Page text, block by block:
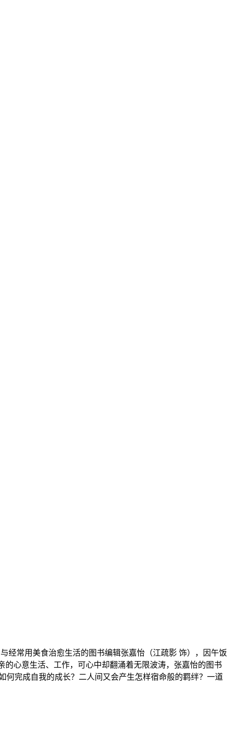
经常用美食治愈生活的图书编辑张嘉怡（江疏影 饰），因午饭
心意生活、工作，可心中却翻涌着无限波涛，张嘉怡的图书
完成自我的成长？二人间又会产生怎样宿命般的羁绊？一道